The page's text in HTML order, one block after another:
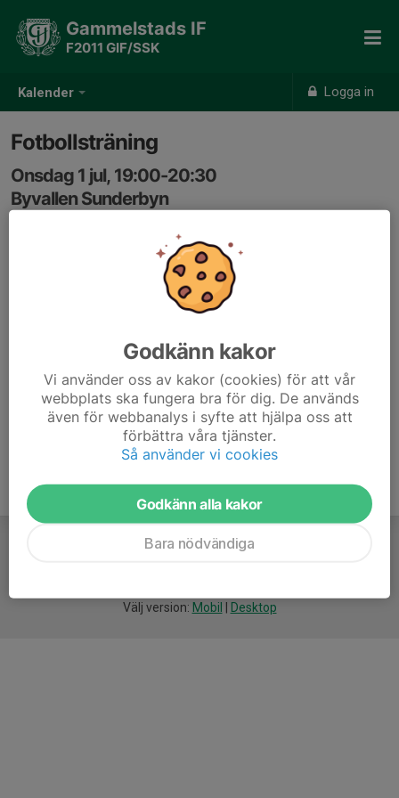
Kalender Logga in
Gammelstads IF
F2011 GIF/SSK
Fotbollsträning
Onsdag 1 jul, 19:00-20:30
Byvallen Sunderbyn
Välj version: Mobil Desktop
Godkänn kakor
Vi använder oss av kakor (cookies) för att vår
webbplats ska fungera bra för dig. De används
även för webbanalys i syfte att hjälpa oss att
förbättra våra tjänster.
Så använder vi cookies
Godkänn alla kakor
Bara nödvändiga